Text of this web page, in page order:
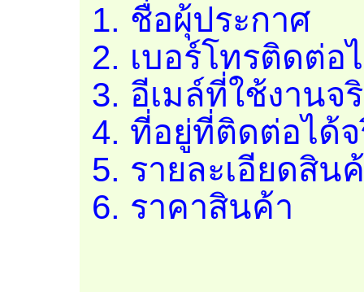
1. ชื่อผุ้ประกาศ
2. เบอร์โทรติดต่อ
3. อีเมล์ที่ใช้งานจ
4. ที่อยู่ที่ติดต่อได้จ
5. รายละเอียดสิน
6. ราคาสินค้า